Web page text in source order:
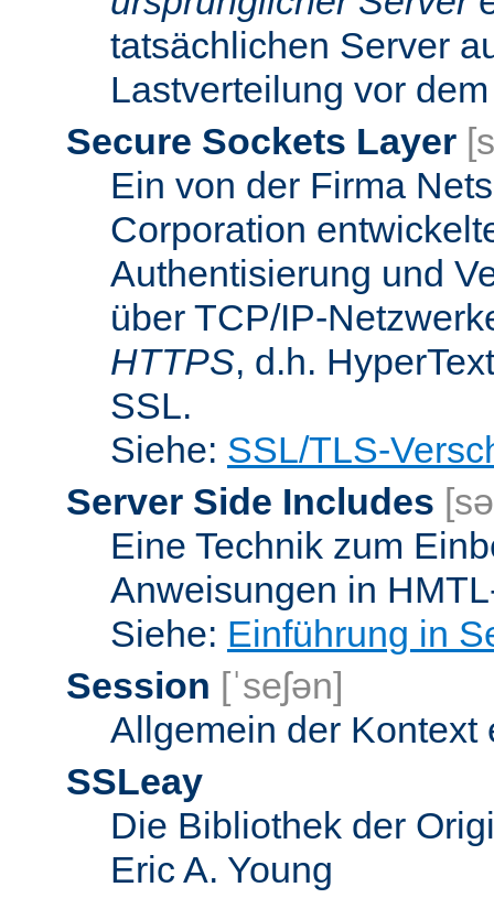
tatsächlichen Server
Lastverteilung vor
Secure Sockets Layer
Ein von der Firma
Corporation
Authentisierung und
über TCP/IP-
HTTPS, d.h.
SSL.
Siehe: SSL/TLS-
Server Side Includes
Eine Technik zum
Anweisungen in
Siehe: Einführung in
Session [ˈseʃən]
Allgemein der Kontext
SSLeay
Die Bibliothek der
Eric A. Young